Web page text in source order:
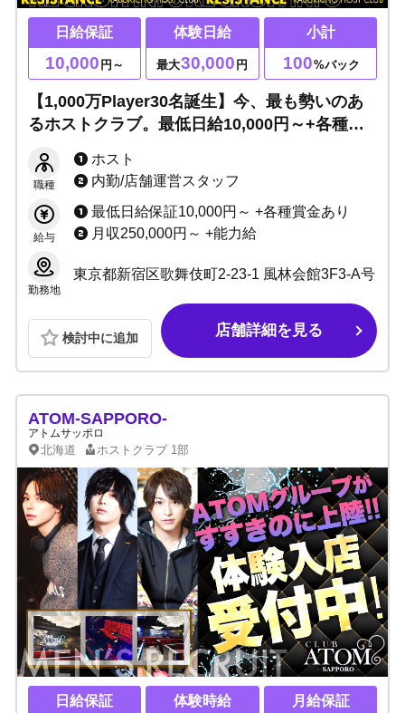
日給保証
10,000 円～
体験日給
最大30,000 円
小計
100%バック
【1,000万Player30名誕生】今、最も勢いのあ
るホストクラブ。最低日給10,000円～+各種賞
界トップクラスの給与システムで稼ぐ
職種
ホスト
内勤/店舗運営スタッフ
給与
最低日給保証10,000円～ +各種賞金あり
月収250,000円～ +能力給
勤務地
東京都新宿区歌舞伎町2-23-1 風林会館3F3-A号
検討中に追加 店舗詳細を見る
ATOM-SAPPORO-
アトムサッポロ
北海道 ホストクラブ 1部
日給保証 体験時給 月給保証